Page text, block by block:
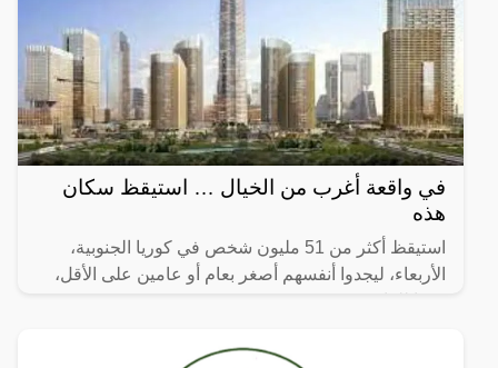
في واقعة أغرب من الخيال … استيقظ سكان
هذه
استيقظ أكثر من 51 مليون شخص في كوريا الجنوبية،
الأربعاء، ليجدوا أنفسهم أصغر بعام أو عامين على الأقل،